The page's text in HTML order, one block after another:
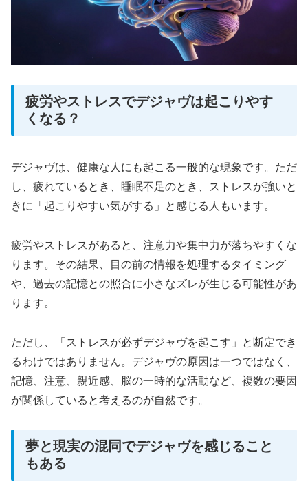
疲労やストレスでデジャヴは起こりやす
くなる？
デジャヴは、健康な人にも起こる一般的な現象です。ただ
し、疲れているとき、睡眠不足のとき、ストレスが強いと
きに「起こりやすい気がする」と感じる人もいます。
疲労やストレスがあると、注意力や集中力が落ちやすくな
ります。その結果、目の前の情報を処理するタイミング
や、過去の記憶との照合に小さなズレが生じる可能性があ
ります。
ただし、「ストレスが必ずデジャヴを起こす」と断定でき
るわけではありません。デジャヴの原因は一つではなく、
記憶、注意、親近感、脳の一時的な活動など、複数の要因
が関係していると考えるのが自然です。
夢と現実の混同でデジャヴを感じること
もある